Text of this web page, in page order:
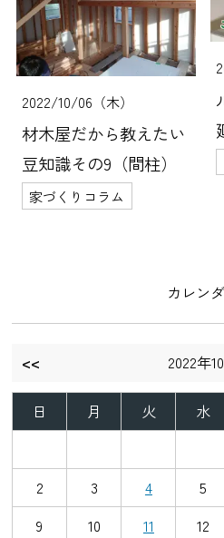
2022/10/06（木）
材木屋だから教えたい
豆知識その9（間柱）
家づくりコラム
カレン
<< 2022年
日 月 火 水
2
3 4 5
9
10 11 12